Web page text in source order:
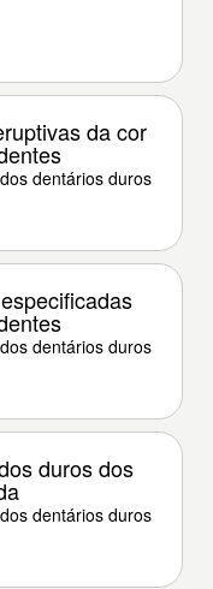
da cor
dentários duros
dentários duros
duros dos
dentários duros